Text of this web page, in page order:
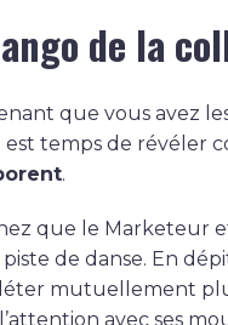
de la
que vous avez
est temps de révéler
.
que le Marketeur
piste de danse. En
mutuellement
avec ses